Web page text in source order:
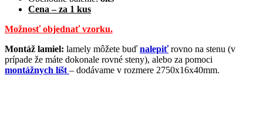
Cena – za 1 kus
Možnosť objednať vzorku.
​Montáž lamiel: lamely môžete buď nalepiťrovno na stenu (v
prípade že máte dokonale rovné steny), alebo za pomoci
montážnych líšt – dodávame v rozmere 2750x16x40mm.